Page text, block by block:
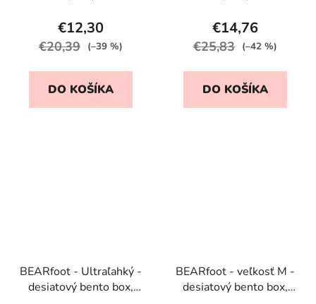
€12,30
€20,39 (–39 %)
DO KOŠÍKA
€14,76
€25,83 (–42 %)
DO KOŠÍKA
BEARfoot - Ultraľahký -
desiatový bento box,
BEARfoot - veľkosť M -
desiatový bento box,